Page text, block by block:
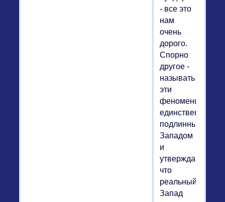
- все это
нам
очень
дорого.
Спорно
другое -
называть
эти
феномены
единственным
подлинным
Западом
и
утверждать,
что
реальный
Запад